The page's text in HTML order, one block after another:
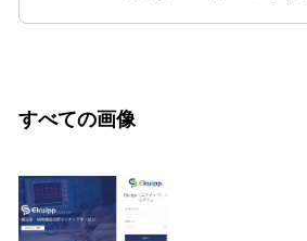
すべての画像